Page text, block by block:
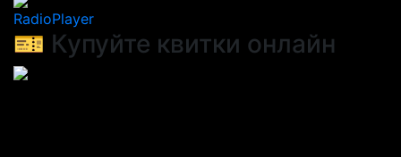
RadioPlayer
🎫 Купуйте квитки онлайн